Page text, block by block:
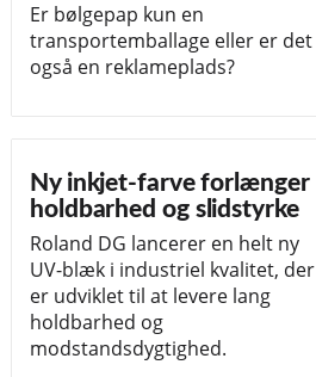
Er bølgepap kun en
transportemballage eller er det
også en reklameplads?
Ny inkjet-farve forlænger
holdbarhed og slidstyrke
Roland DG lancerer en helt ny
UV-blæk i industriel kvalitet, der
er udviklet til at levere lang
holdbarhed og
modstandsdygtighed.